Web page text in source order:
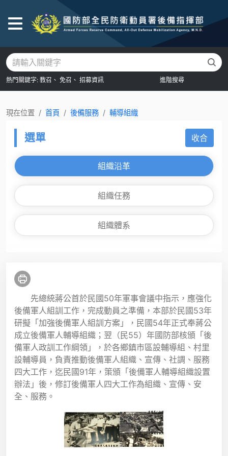
熱門關鍵字: 教召、 免召、 招募資訊 進階搜尋
現在位置 首頁 後備服務 輔導組織
選單 收合
組織沿革
組織任務
組織體系
先總統蔣公首於民國50年軍事會議中指示，應強化
後備軍人組訓工作，完成動員之準備，本部於民國53年
研擬「加強後備軍人組訓方案」，民國54年正式奉蔣公
成立後備軍人輔導組織；翌（民55）年國防部核頒「後
備軍人政訓工作綱領」，於各鄉鎮市區設輔導組、村里
設輔導員，負責推動後備軍人組織、宣傳、社調、服務
四大工作，迄民國91年，策頒「後備軍人輔導組織設置
辦法」後，修訂後備軍人四大工作為組織、宣傳、安
全、服務。